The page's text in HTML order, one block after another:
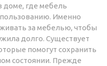
доме, где мебель
Именно
за мебелью, чтобы
долго. Существует
помогут сохранить
состоянии. Прежде